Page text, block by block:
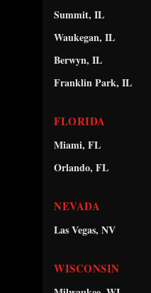
Summit, IL
Waukegan, IL
Berwyn, IL
Franklin Park, IL
FLORIDA
Miami, FL
Orlando, FL
NEVADA
Las Vegas, NV
WISCONSIN